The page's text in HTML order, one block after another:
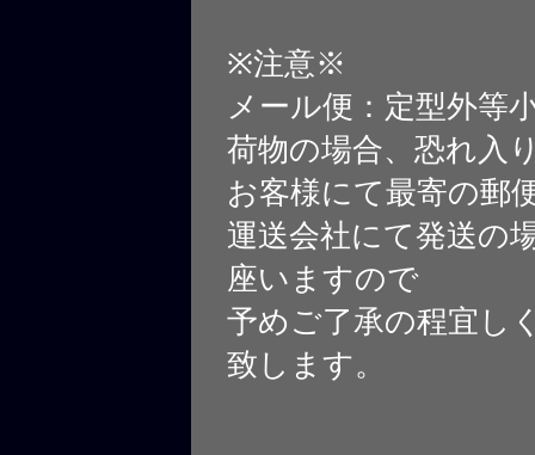
※注意※
メール便：定型外等
荷物の場合、恐れ入
お客様にて最寄の郵
運送会社にて発送の
座いますので
予めご了承の程宜し
致します。